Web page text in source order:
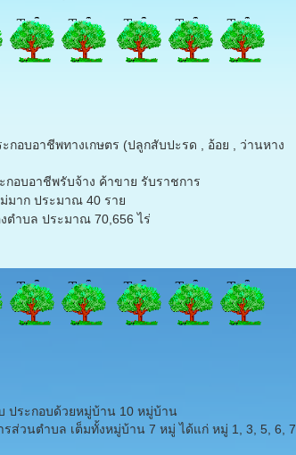
อบอาชีพทางเกษตร (ปลูกสับปะรด , อ้อย , ว่านหาง
อบอาชีพรับจ้าง ค้าขาย รับราชการ
มาก ประมาณ 40 ราย
ตำบล ประมาณ 70,656 ไร่
ประกอบด้วยหมู่บ้าน 10 หมู่บ้าน
ส่วนตำบล เต็มทั้งหมู่บ้าน 7 หมู่ ได้แก่ หมู่ 1, 3, 5, 6, 7,